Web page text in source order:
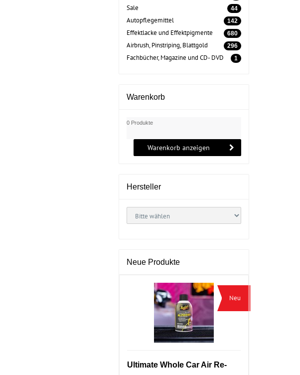
Sale 44
Autopflegemittel 142
Effektlacke und Effektpigmente 680
Airbrush, Pinstriping, Blattgold 296
Fachbücher, Magazine und CD- DVD 1
Warenkorb
0 Produkte
Warenkorb anzeigen
Hersteller
Neue Produkte
Neu
Ultimate Whole Car Air Re-